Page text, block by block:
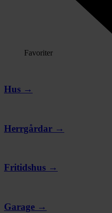
Favoriter
Hus →
Herrgårdar →
Fritidshus →
Garage →